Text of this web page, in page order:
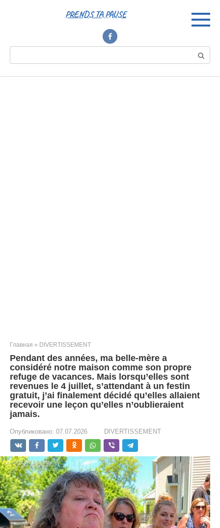
PRENDS TA PAUSE
Главная » DIVERTISSEMENT
Pendant des années, ma belle-mère a
considéré notre maison comme son propre
refuge de vacances. Mais lorsqu’elles sont
revenues le 4 juillet, s’attendant à un festin
gratuit, j’ai finalement décidé qu’elles allaient
recevoir une leçon qu’elles n’oublieraient
jamais.
Опубликовано: 07.07.2026 DIVERTISSEMENT